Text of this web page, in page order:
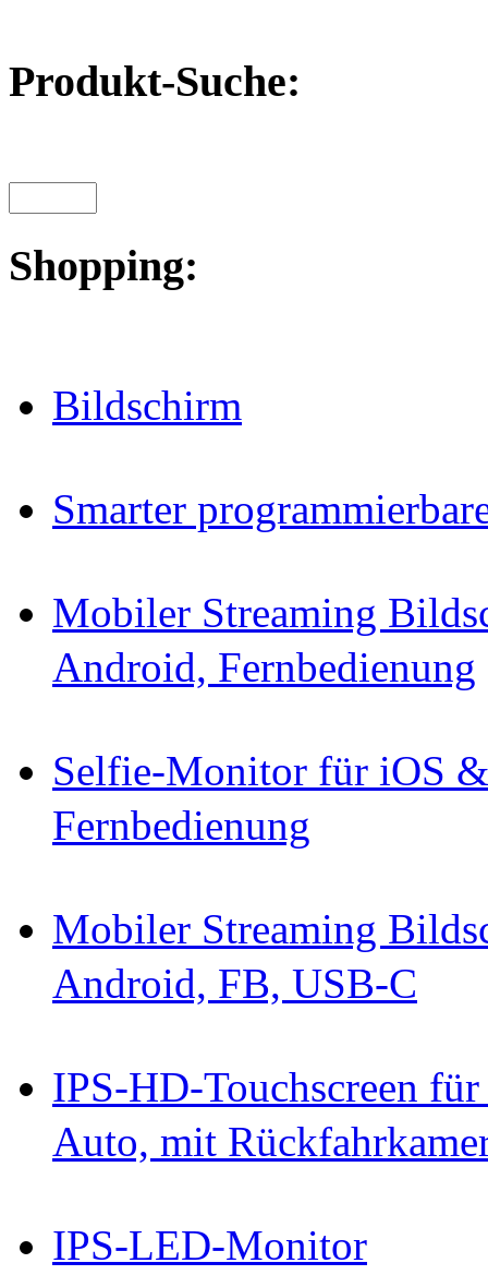
Produkt-Suche:
Shopping:
Bildschirm
Smarter
Mobiler Streaming
Android, Fernbedienung
Selfie-Monitor für iOS
Fernbedienung
Mobiler Streaming
Android, FB, USB-C
IPS-HD-Touchscreen
Auto, mit
IPS-LED-Monitor